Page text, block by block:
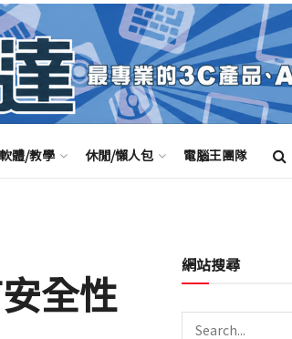
體/教學 休閒/懶人包 電腦王團隊
全性
網站搜尋